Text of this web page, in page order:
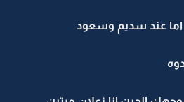
عند سديم وسعود